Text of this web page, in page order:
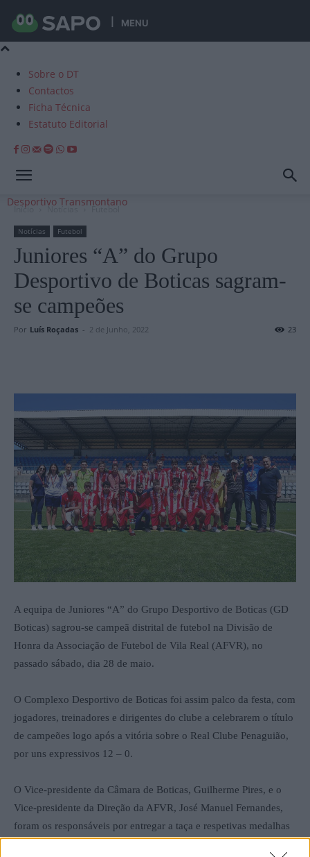
MENU
Sobre o DT
Contactos
Ficha Técnica
Estatuto Editorial
Desportivo Transmontano
Início Notícias Futebol
Notícias Futebol
Juniores “A” do Grupo
Desportivo de Boticas sagram-
se campeões
Por Luís Roçadas - 2 de Junho, 2022 23
A equipa de Juniores “A” do Grupo Desportivo de Boticas (GD
Boticas) sagrou-se campeã distrital de futebol na Divisão de
Honra da Associação de Futebol de Vila Real (AFVR), no
passado sábado, dia 28 de maio.
O Complexo Desportivo de Boticas foi assim palco da festa, com
jogadores, treinadores e dirigentes do clube a celebrarem o título
de campeões logo após a vitória sobre o Real Clube Penaguião,
por uns expressivos 12 – 0.
O Vice-presidente da Câmara de Boticas, Guilherme Pires, e o
Vice-presidente da Direção da AFVR, José Manuel Fernandes,
foram os responsáveis por entregar a taça e respetivas medalhas